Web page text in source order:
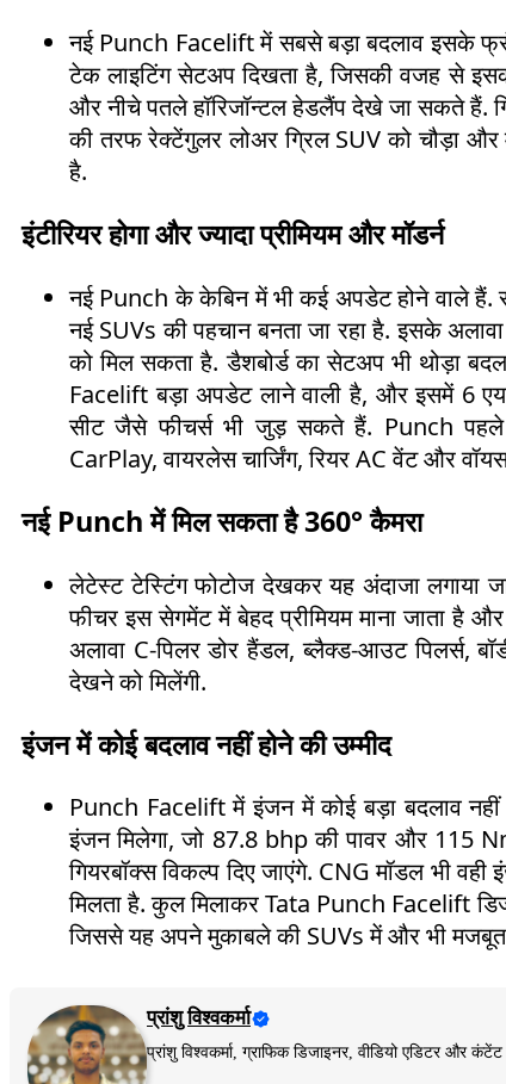
नई Punch Facelift में सबसे बड़ा बदलाव इसके
टेक लाइटिंग सेटअप दिखता है, जिसकी वजह से
और नीचे पतले हॉरिजॉन्टल हेडलैंप देखे जा सकते हैं.
की तरफ रेक्टेंगुलर लोअर ग्रिल SUV को चौड़ा और
है.
इंटीरियर होगा और ज्यादा प्रीमियम और मॉडर्न
नई Punch के केबिन में भी कई अपडेट होने वाले हैं.
नई SUVs की पहचान बनता जा रहा है. इसके
को मिल सकता है. डैशबोर्ड का सेटअप भी थोड़ा
Facelift बड़ा अपडेट लाने वाली है, और इसमें 6
सीट जैसे फीचर्स भी जुड़ सकते हैं. Punch
CarPlay, वायरलेस चार्जिंग, रियर AC वेंट और
नई Punch में मिल सकता है 360° कैमरा
लेटेस्ट टेस्टिंग फोटोज देखकर यह अंदाजा लगाया
फीचर इस सेगमेंट में बेहद प्रीमियम माना जाता
अलावा C-पिलर डोर हैंडल, ब्लैक्ड-आउट पिलर्स,
देखने को मिलेंगी.
इंजन में कोई बदलाव नहीं होने की उम्मीद
Punch Facelift में इंजन में कोई बड़ा बदलाव
इंजन मिलेगा, जो 87.8 bhp की पावर और 115
गियरबॉक्स विकल्प दिए जाएंगे. CNG मॉडल भी
मिलता है. कुल मिलाकर Tata Punch Facelift
जिससे यह अपने मुकाबले की SUVs में और भी मजबूत
प्रांशु विश्वकर्मा
प्रांशु विश्वकर्मा, ग्राफिक डिजाइनर, वीडियो एडिटर और